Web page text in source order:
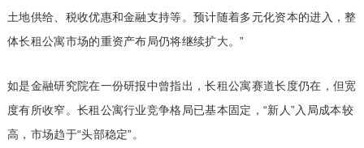
土地供给、税收优惠和金融支持等。预计随着多元化资本的进入，整
体长租公寓市场的重资产布局仍将继续扩大。”
如是金融研究院在一份研报中曾指出，长租公寓赛道长度仍在，但宽
度有所收窄。长租公寓行业竞争格局已基本固定，“新人”入局成本较
高，市场趋于“头部稳定”。